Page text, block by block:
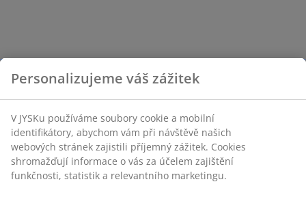
Personalizujeme váš zážitek
V JYSKu používáme soubory cookie a mobilní
identifikátory, abychom vám při návštěvě našich
webových stránek zajistili příjemný zážitek. Cookies
shromažďují informace o vás za účelem zajištění
funkčnosti, statistik a relevantního marketingu.